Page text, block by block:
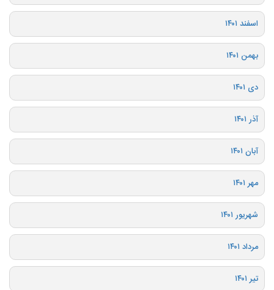
اسفند ۱۴۰۱
بهمن ۱۴۰۱
دی ۱۴۰۱
آذر ۱۴۰۱
آبان ۱۴۰۱
مهر ۱۴۰۱
شهریور ۱۴۰۱
مرداد ۱۴۰۱
تیر ۱۴۰۱